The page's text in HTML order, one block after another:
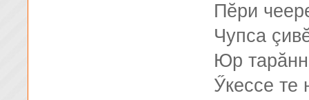
Пĕри
Чупса
Юр
Ӳкессе